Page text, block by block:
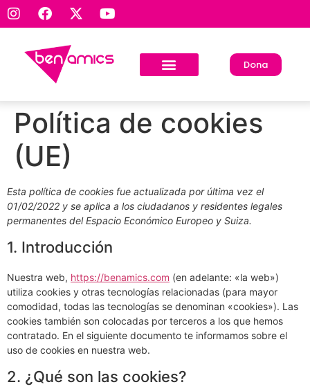
Dona
Política de cookies
(UE)
Esta política de cookies fue actualizada por última vez el
01/02/2022 y se aplica a los ciudadanos y residentes legales
permanentes del Espacio Económico Europeo y Suiza.
1. Introducción
Nuestra web, https://benamics.com (en adelante: «la web»)
utiliza cookies y otras tecnologías relacionadas (para mayor
comodidad, todas las tecnologías se denominan «cookies»). Las
cookies también son colocadas por terceros a los que hemos
contratado. En el siguiente documento te informamos sobre el
uso de cookies en nuestra web.
2. ¿Qué son las cookies?